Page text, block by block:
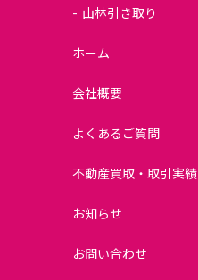
山林引き取り
ホーム
会社概要
よくあるご質問
不動産買取・取引実績
お知らせ
お問い合わせ